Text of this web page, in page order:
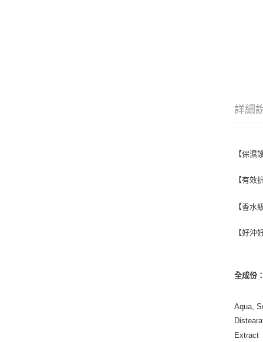
詳細
【保濕
【有效
【香水
【好沖
全成份
Aqua,
Extract